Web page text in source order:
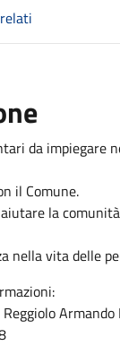
da impiegare
il Comune.
la
nella vita delle
Armando